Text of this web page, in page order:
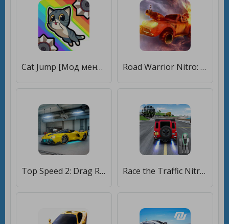
Cat Jump [Мод меню] Road Warrior Nitro: пустыня [Много монет]
Top Speed 2: Drag Rivals & Nitro Racing [Бесплатные покупки] Race the Traffic Nitro [Мод меню]